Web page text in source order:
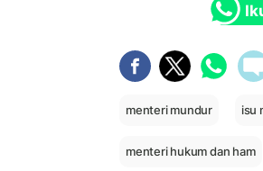
menteri mundur isu
menteri hukum dan ham